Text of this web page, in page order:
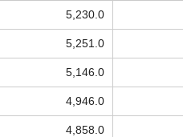
5,230.0
5,251.0
5,146.0
4,946.0
4,858.0